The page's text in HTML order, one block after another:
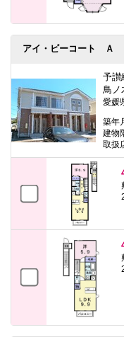
アイ・ビーコート Ａ
予讃
鳥ノ
愛媛
築年
建物
取扱